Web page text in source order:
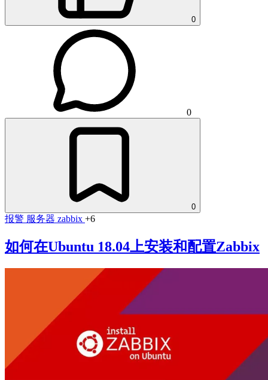
0
0
0
报警 服务器 zabbix +6
如何在Ubuntu 18.04上安装和配置Zabbix